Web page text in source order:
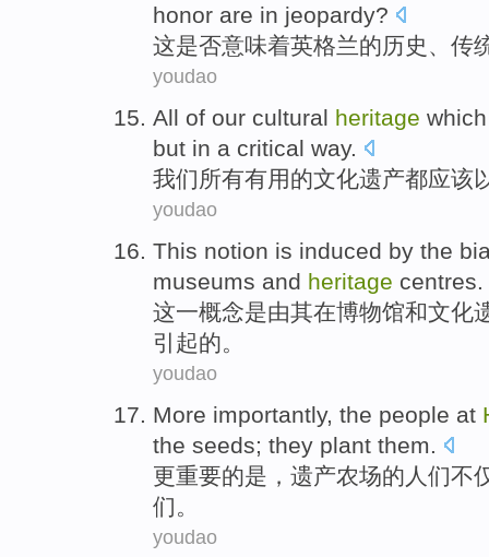
honor are in jeopardy?
这是否意味着英格兰的历史 、 传
youdao
All of our cultural heritage which
but in a critical way.
我们所有有用的文化遗产都应该
youdao
This notion is induced by the
museums and heritage centres.
这一概念是由其在博物馆和文化
引起的。
youdao
More importantly, the people at
the seeds; they plant them.
更重要的是 ， 遗产农场的 人们不
们。
youdao